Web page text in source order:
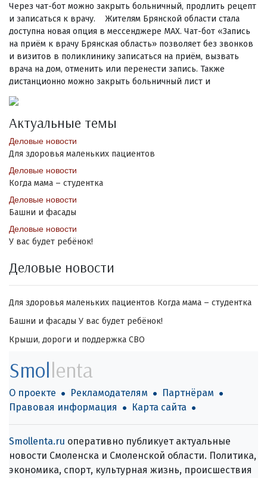
Через чат-бот можно закрыть больничный, продлить рецепт
и записаться к врачу. Жителям Брянской области стала
доступна новая опция в мессенджере MAX. Чат-бот «Запись
на приём к врачу Брянская область» позволяет без звонков
и визитов в поликлинику записаться на приём, вызвать
врача на дом, отменить или перенести запись. Также
дистанционно можно закрыть больничный лист и
Актуальные темы
Деловые новости
Для здоровья маленьких пациентов
Деловые новости
Когда мама – студентка
Деловые новости
Башни и фасады
Деловые новости
У вас будет ребёнок!
Деловые новости
Для здоровья маленьких пациентов Когда мама – студентка
Башни и фасады У вас будет ребёнок!
Крыши, дороги и поддержка СВО
Smollenta
О проекте Рекламодателям
Партнёрам
Правовая информация
Карта сайта
Smollenta.ru оперативно публикует актуальные
новости Смоленска и Смоленской области. Политика,
экономика, спорт, культурная жизнь, происшествия